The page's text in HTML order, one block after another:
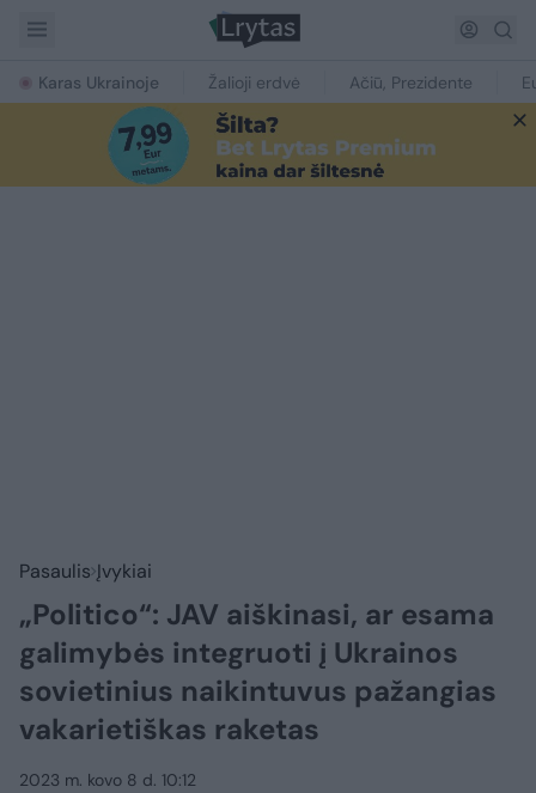
Karas Ukrainoje Žalioji erdvė Ačiū, Prezidente
Pasaulis Įvykiai
„Politico“: JAV aiškinasi, ar esama
galimybės integruoti į Ukrainos
sovietinius naikintuvus pažangias
vakarietiškas raketas
2023 m. kovo 8 d. 10:12